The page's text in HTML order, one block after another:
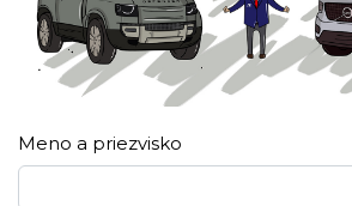
Meno a priezvisko